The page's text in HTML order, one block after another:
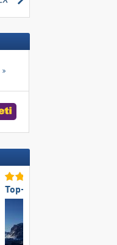
Top-Skigebietsgröße